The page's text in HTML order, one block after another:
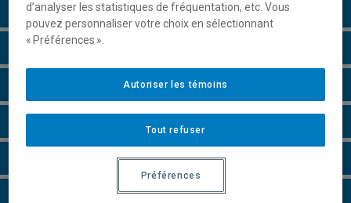
Cours à suivre et horaires
Grille de cheminement
Faire une demande d'admission
Plus d'information
d’analyser les statistiques de fréquentation, etc. Vous
pouvez personnaliser votre choix en sélectionnant
« Préférences ».
Tout refuser
Autoriser les témoins
Préférences